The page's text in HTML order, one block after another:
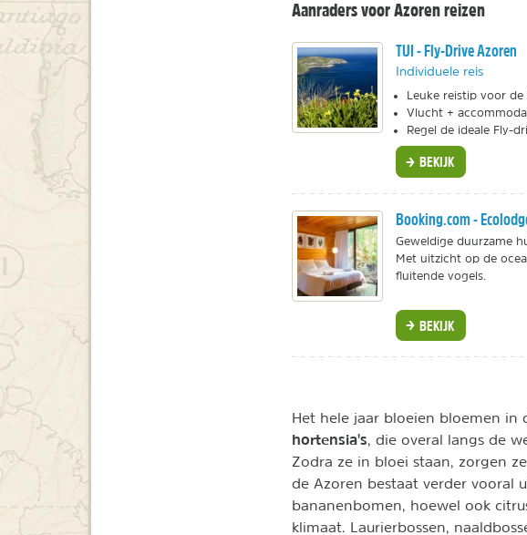
Aanraders voor Azoren reizen
TUI - Fly-Drive Azoren
Individuele reis
Leuke reistip voor de
Vlucht +
Regel de ideale Fly-
BEKIJK
Booking.com -
Geweldige duurzame
Met uitzicht op de
fluitende vogels.
BEKIJK
Het hele jaar bloeien bloemen in
hortensia's , die overal langs de
Zodra ze in bloei staan, zorgen
de Azoren bestaat verder vooral
bananenbomen, hoewel ook
klimaat. Laurierbossen,